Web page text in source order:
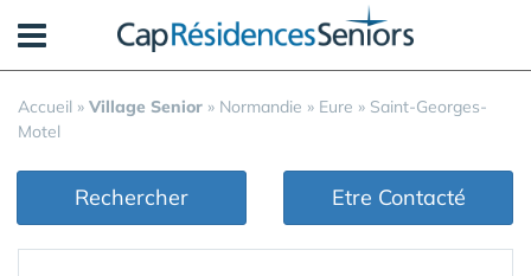
Accueil » Village Senior » Normandie » Eure » Saint-Georges-
Motel
Rechercher Etre Contacté